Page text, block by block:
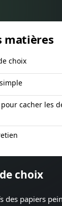
matières
choix
cacher les
choix
des papiers